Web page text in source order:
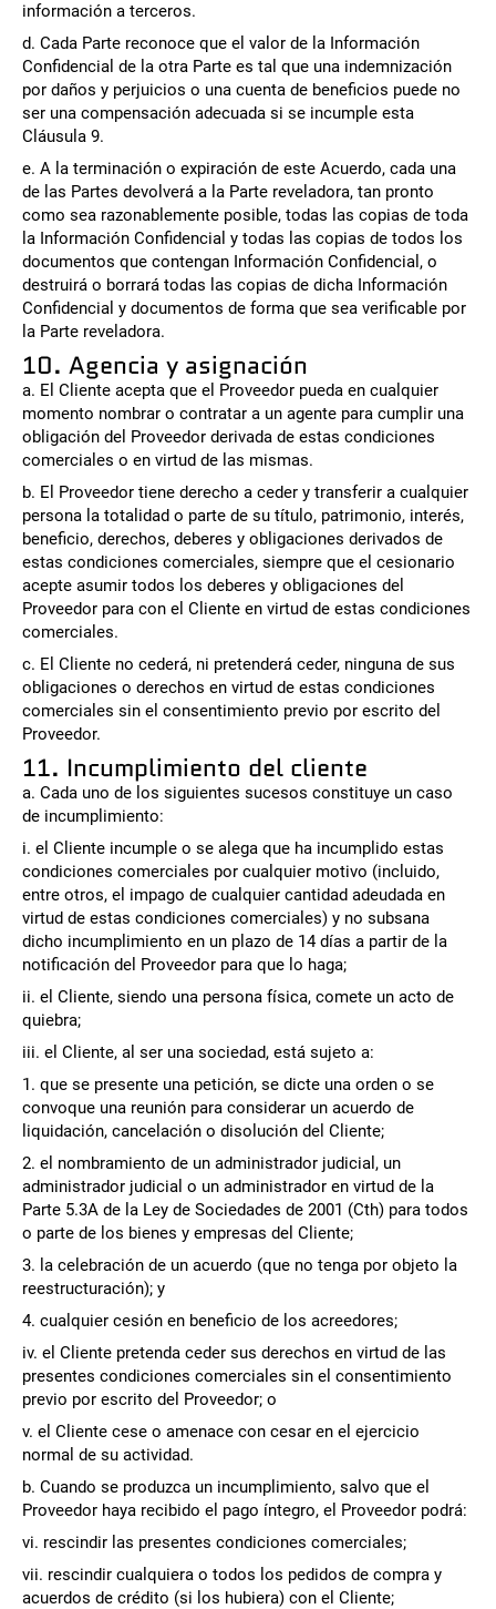
información a terceros.
d. Cada Parte reconoce que el valor de la Información
Confidencial de la otra Parte es tal que una indemnización
por daños y perjuicios o una cuenta de beneficios puede no
ser una compensación adecuada si se incumple esta
Cláusula 9.
e. A la terminación o expiración de este Acuerdo, cada una
de las Partes devolverá a la Parte reveladora, tan pronto
como sea razonablemente posible, todas las copias de toda
la Información Confidencial y todas las copias de todos los
documentos que contengan Información Confidencial, o
destruirá o borrará todas las copias de dicha Información
Confidencial y documentos de forma que sea verificable por
la Parte reveladora.
10. Agencia y asignación
a. El Cliente acepta que el Proveedor pueda en cualquier
momento nombrar o contratar a un agente para cumplir una
obligación del Proveedor derivada de estas condiciones
comerciales o en virtud de las mismas.
b. El Proveedor tiene derecho a ceder y transferir a cualquier
persona la totalidad o parte de su título, patrimonio, interés,
beneficio, derechos, deberes y obligaciones derivados de
estas condiciones comerciales, siempre que el cesionario
acepte asumir todos los deberes y obligaciones del
Proveedor para con el Cliente en virtud de estas condiciones
comerciales.
c. El Cliente no cederá, ni pretenderá ceder, ninguna de sus
obligaciones o derechos en virtud de estas condiciones
comerciales sin el consentimiento previo por escrito del
Proveedor.
11. Incumplimiento del cliente
a. Cada uno de los siguientes sucesos constituye un caso
de incumplimiento:
i. el Cliente incumple o se alega que ha incumplido estas
condiciones comerciales por cualquier motivo (incluido,
entre otros, el impago de cualquier cantidad adeudada en
virtud de estas condiciones comerciales) y no subsana
dicho incumplimiento en un plazo de 14 días a partir de la
notificación del Proveedor para que lo haga;
ii. el Cliente, siendo una persona física, comete un acto de
quiebra;
iii. el Cliente, al ser una sociedad, está sujeto a:
1. que se presente una petición, se dicte una orden o se
convoque una reunión para considerar un acuerdo de
liquidación, cancelación o disolución del Cliente;
2. el nombramiento de un administrador judicial, un
administrador judicial o un administrador en virtud de la
Parte 5.3A de la Ley de Sociedades de 2001 (Cth) para todos
o parte de los bienes y empresas del Cliente;
3. la celebración de un acuerdo (que no tenga por objeto la
reestructuración); y
4. cualquier cesión en beneficio de los acreedores;
iv. el Cliente pretenda ceder sus derechos en virtud de las
presentes condiciones comerciales sin el consentimiento
previo por escrito del Proveedor; o
v. el Cliente cese o amenace con cesar en el ejercicio
normal de su actividad.
b. Cuando se produzca un incumplimiento, salvo que el
Proveedor haya recibido el pago íntegro, el Proveedor podrá:
vi. rescindir las presentes condiciones comerciales;
vii. rescindir cualquiera o todos los pedidos de compra y
acuerdos de crédito (si los hubiera) con el Cliente;